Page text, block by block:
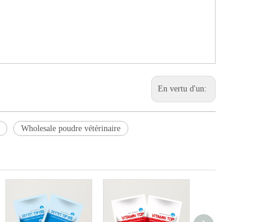
En vertu d'un:
Wholesale poudre vétérinaire